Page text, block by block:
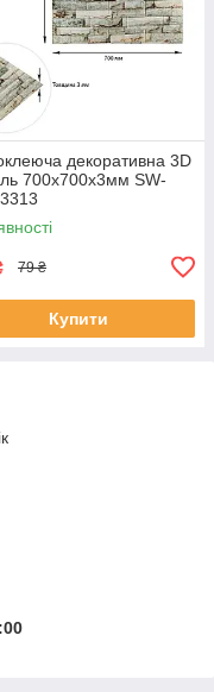
декоративна 3D
700х700х3мм SW-
79 ₴
Купити